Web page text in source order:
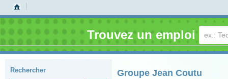
Trouvez un emploi
Rechercher Groupe Jean Coutu